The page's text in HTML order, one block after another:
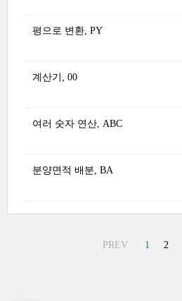
평으로 변환, PY
계산기, 00
여러 숫자 연산, ABC
분양면적 배분, BA
PREV 1 2